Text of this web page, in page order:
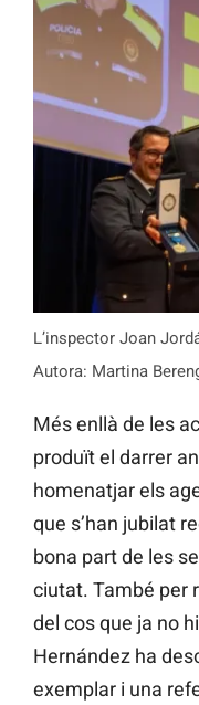
L’inspector Joan
Autora: Martina
Més enllà de les
produït el darrer
homenatjar els
que s’han jubilat
bona part de les
ciutat. També per
del cos que ja no
Hernández ha
exemplar i una